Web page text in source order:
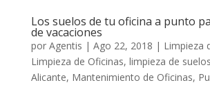
Los suelos de tu oficina a punto
de vacaciones
por Agentis | Ago 22, 2018 | Limpieza
Limpieza de Oficinas, limpieza de suelos
Alicante, Mantenimiento de Oficinas,